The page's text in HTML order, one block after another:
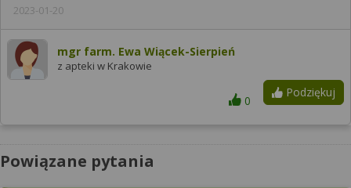
2023-01-20
mgr farm. Ewa Wiącek-Sierpień
z apteki w Krakowie
Podziękuj
0
Powiązane pytania